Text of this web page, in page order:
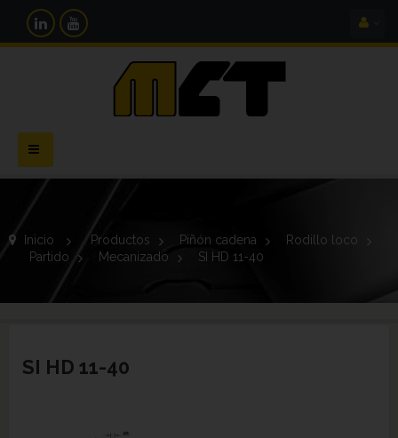
Navegación
Toggle
Inicio > Productos > Piñón cadena >
Rodillo loco
Partido > Mecanizado > SI HD 11-40
SI HD 11-40